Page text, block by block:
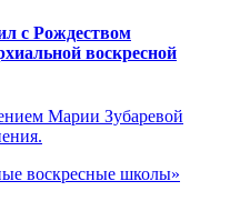
с Рождеством
воскресной
Марии Зубаревой
воскресные школы»